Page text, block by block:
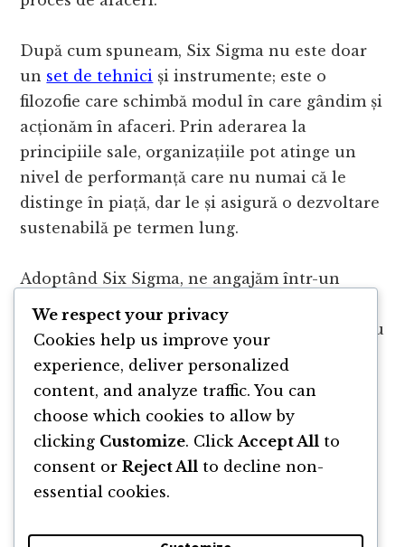
După cum spuneam, Six Sigma nu este doar
un set de tehnici și instrumente; este o
filozofie care schimbă modul în care gândim și
acționăm în afaceri. Prin aderarea la
principiile sale, organizațiile pot atinge un
nivel de performanță care nu numai că le
distinge în piață, dar le și asigură o dezvoltare
sustenabilă pe termen lung.
Adoptând Six Sigma, ne angajăm într-un
proces continuu de îmbunătățire, care ne
împinge să ne autodepășim și să oferim mereu
cea mai bună versiune a serviciilor și
produselor noastre.
We respect your privacy
Cookies help us improve your
experience, deliver personalized
content, and analyze traffic. You can
choose which cookies to allow by
clicking Customize. Click Accept All to
consent or Reject All to decline non-
essential cookies.